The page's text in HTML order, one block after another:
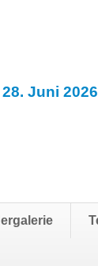
Juni 2026